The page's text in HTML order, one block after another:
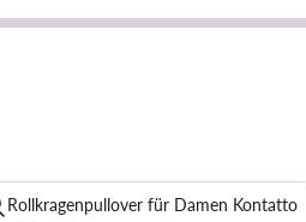
Rollkragenpullover für Damen Kontatto